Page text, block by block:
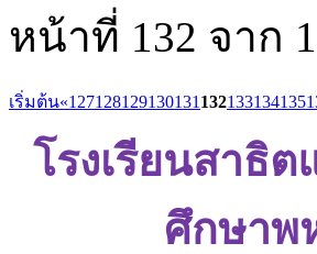
หน้าที่ 132 จาก
เริ่มต้น«127128129130131 132133134135
โรงเรียนสาธิ
ศึกษาพ